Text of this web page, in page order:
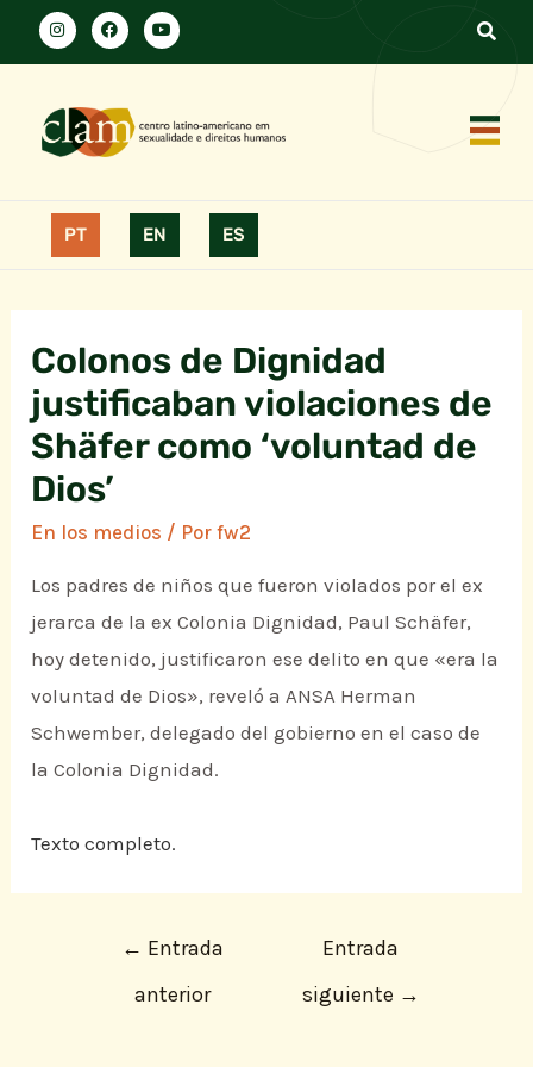
PT EN ES
Colonos de Dignidad
justificaban violaciones de
Shäfer como ‘voluntad de
Dios’
En los medios / Porfw2
Los padres de niños que fueron violados por el ex
jerarca de la ex Colonia Dignidad, Paul Schäfer,
hoy detenido, justificaron ese delito en que «era la
voluntad de Dios», reveló a ANSA Herman
Schwember, delegado del gobierno en el caso de
la Colonia Dignidad.
Texto completo.
← Entrada
anterior
Entrada
siguiente →